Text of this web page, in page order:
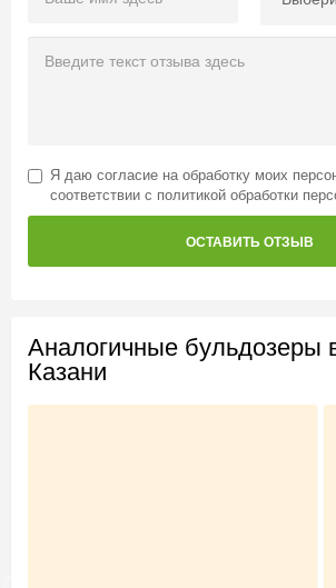
Я даю согласие на обработку моих
соответствии с политикой обработки
ОСТАВИТЬ ОТЗЫВ
Аналогичные бульдозеры
Казани